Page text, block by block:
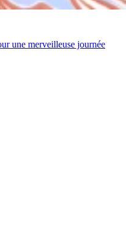
une merveilleuse journée